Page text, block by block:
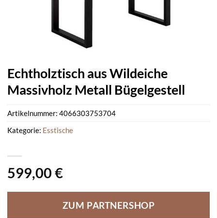
Echtholztisch aus Wildeiche
Massivholz Metall Bügelgestell
599,00 €
ZUM PARTNERSHOP
Artikelnummer: 4066303753704
Kategorie: Esstische